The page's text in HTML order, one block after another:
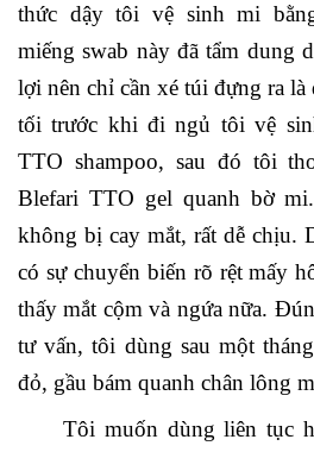
thức dậy tôi vệ sinh mi
miếng swab này đã tẩm dung
lợi nên chỉ cần xé túi đựng ra
tối trước khi đi ngủ tôi vệ
TTO shampoo, sau đó tôi
Blefari TTO gel quanh bờ
không bị cay mắt, rất dễ chịu.
có sự chuyển biến rõ rệt mấy
thấy mắt cộm và ngứa nữa.
tư vấn, tôi dùng sau một
đỏ, gầu bám quanh chân lông
Tôi muốn dùng liên tục